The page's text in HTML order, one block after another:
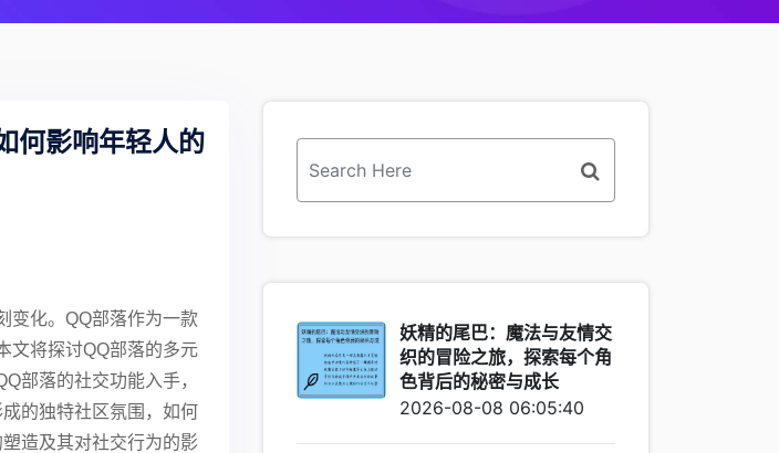
何影响年轻人的
变化。QQ部落作为一款
文将探讨QQ部落的多元
部落的社交功能入手，
的独特社区氛围，如何
造及其对社交行为的影
妖精的尾巴：魔法与友情交
织的冒险之旅，探索每个角
色背后的秘密与成长
2026-08-08 06:05:40